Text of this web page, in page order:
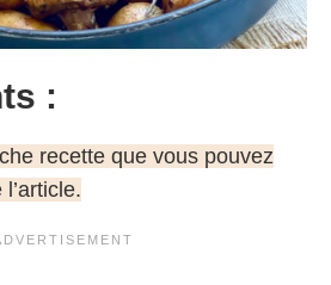
:
recette que vous pouvez